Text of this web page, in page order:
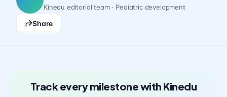
Kinedu editorial team · Pediatric development
Share
Track every milestone with Kinedu